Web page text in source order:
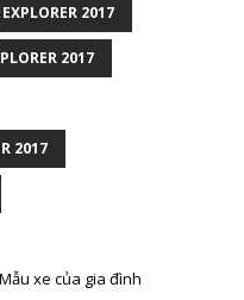
2017
2017
2017
xe của gia đình